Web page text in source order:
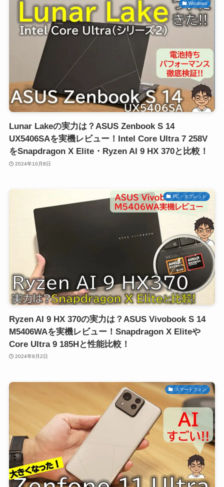
Windows
Lunar Lakeの実力は？ASUS Zenbook S 14
UX5406SAを実機レビュー！Intel Core Ultra 7 258V
をSnapdragon X Elite・Ryzen AI 9 HX 370と比較！
2024年10月8日
PC・タブレット
Ryzen AI 9 HX 370の実力は？ASUS Vivobook S 14
M5406WAを実機レビュー！Snapdragon X Eliteや
Core Ultra 9 185Hと性能比較！
2024年8月2日
スマートフォン